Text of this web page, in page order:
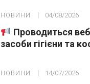
НОВИНИ 04/08/2026
Проводиться
засоби гігієни та
НОВИНИ 14/07/2026